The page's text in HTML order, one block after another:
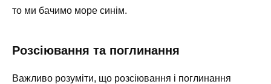
то ми бачимо море синім.
Розсіювання та поглинання
Важливо розуміти, що розсіювання і поглинання